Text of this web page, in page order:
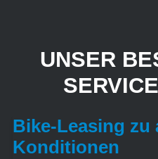
UNSER
Bike-Leasing zu
Konditionen